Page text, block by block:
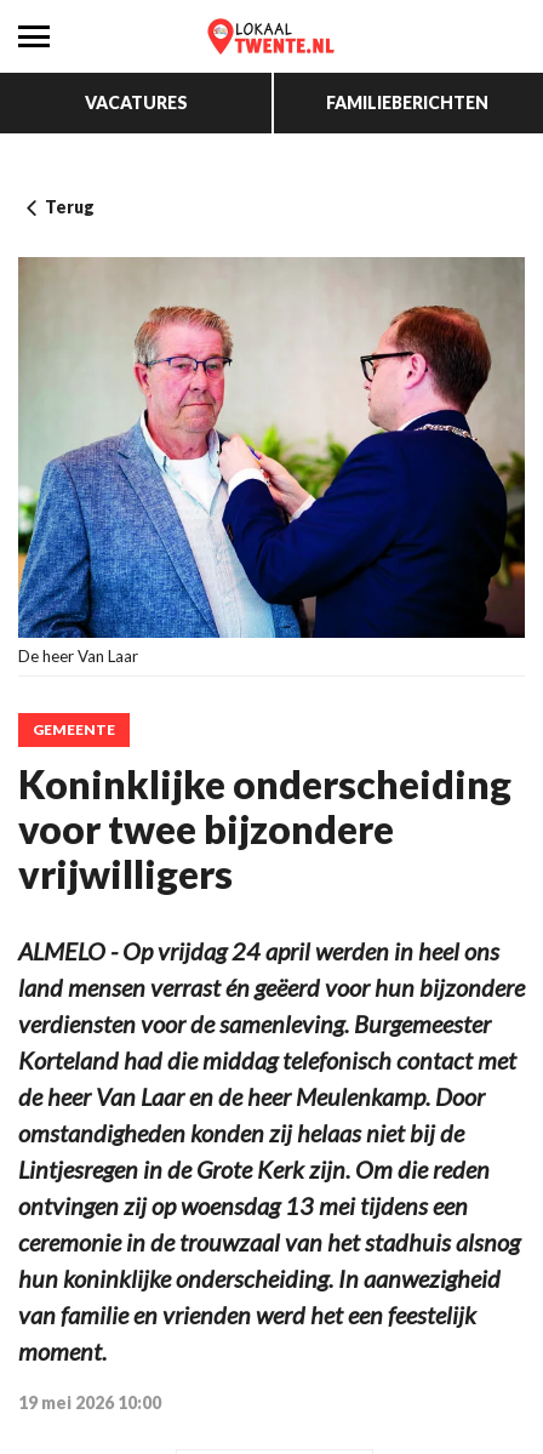
VACATURES FAMILIEBERICHTEN
Terug
De heer Van Laar
GEMEENTE
Koninklijke onderscheiding
voor twee bijzondere
vrijwilligers
ALMELO - Op vrijdag 24 april werden in heel ons
land mensen verrast én geëerd voor hun bijzondere
verdiensten voor de samenleving. Burgemeester
Korteland had die middag telefonisch contact met
de heer Van Laar en de heer Meulenkamp. Door
omstandigheden konden zij helaas niet bij de
Lintjesregen in de Grote Kerk zijn. Om die reden
ontvingen zij op woensdag 13 mei tijdens een
ceremonie in de trouwzaal van het stadhuis alsnog
hun koninklijke onderscheiding. In aanwezigheid
van familie en vrienden werd het een feestelijk
moment.
19 mei 2026 10:00